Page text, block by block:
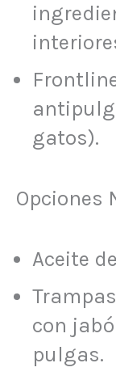
gatos).
Opciones
Aceite
con
pulgas.